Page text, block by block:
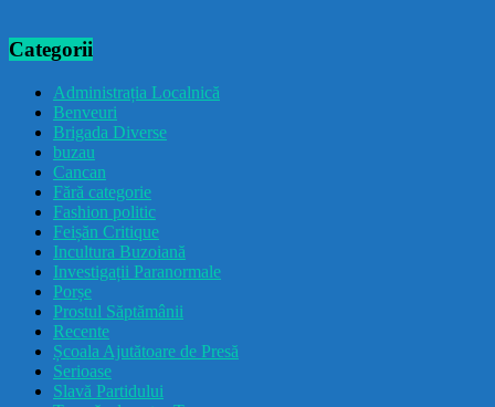
Categorii
Administrația Localnică
Benveuri
Brigada Diverse
buzau
Cancan
Fără categorie
Fashion politic
Feișăn Critique
Incultura Buzoiană
Investigații Paranormale
Porșe
Prostul Săptămânii
Recente
Școala Ajutătoare de Presă
Serioase
Slavă Partidului